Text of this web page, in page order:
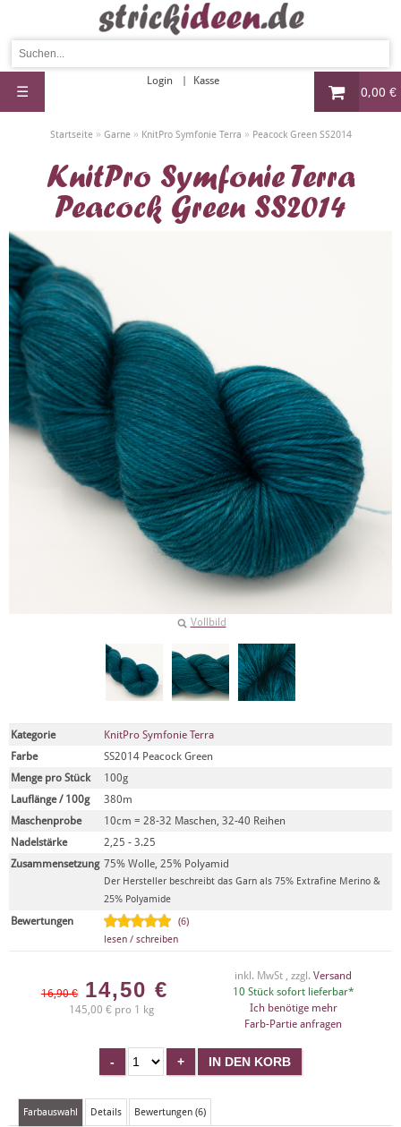
0,00 €
Login Kasse
☰
Startseite» Garne» KnitPro Symfonie Terra » Peacock Green SS2014
KnitPro Symfonie Terra
Peacock Green SS2014
Vollbild
Kategorie
KnitPro Symfonie Terra
Farbe
SS2014 Peacock Green
Menge pro Stück
100g
Lauflänge / 100g
380m
Maschenprobe
10cm = 28-32 Maschen, 32-40 Reihen
Nadelstärke
2,25 - 3.25
Zusammensetzung 75% Wolle, 25% Polyamid
Der Hersteller beschreibt das Garn als 75% Extrafine Merino &
25% Polyamide
Bewertungen
(6)
lesen / schreiben
16,90 € 14,50 €
145,00 € pro 1 kg
inkl. MwSt , zzgl. Versand
10 Stück sofort lieferbar*
Ich benötige mehr
Farb-Partie anfragen
Farbauswahl Details Bewertungen (6)